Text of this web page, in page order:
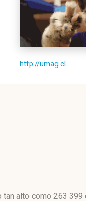
http://umag.cl
alto como 263 399